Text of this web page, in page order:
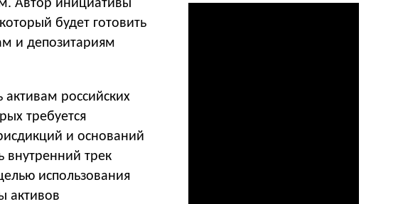
Автор инициативы
будет готовить
и депозитариям
российских
требуется
и оснований
внутренний трек
использования
активов